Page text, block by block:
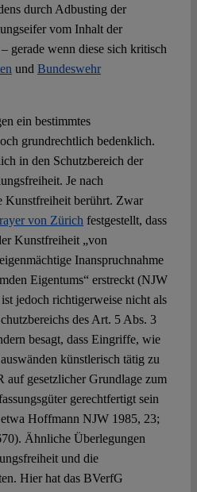
durch Adbusting der
vom Inhalt der
gerade wenn diese sich kritisch
und Bundeswehr
ein bestimmtes
grundrechtlich bedenklich.
in den Schutzbereich der
Je nach
Kunstfreiheit berührt. Zwar
von Zürich festgestellt, dass
Kunstfreiheit „von
Inanspruchnahme
Eigentums“ erstreckt (NJW
jedoch richtigerweise nicht als
des Art. 5 Abs. 3
besagt, dass Eingriffe, wie
künstlerisch tätig zu
auf gesetzlicher Grundlage zum
gerechtfertigt sein
Hoffmann NJW 1985, 23;
Ähnliche Überlegungen
und die
Hier hat das BVerfG